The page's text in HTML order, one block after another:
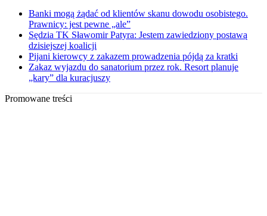
Banki mogą żądać od klientów skanu dowodu osobistego.
Prawnicy: jest pewne „ale”
Sędzia TK Sławomir Patyra: Jestem zawiedziony postawą
dzisiejszej koalicji
Pijani kierowcy z zakazem prowadzenia pójdą za kratki
Zakaz wyjazdu do sanatorium przez rok. Resort planuje
„kary” dla kuracjuszy
Promowane treści